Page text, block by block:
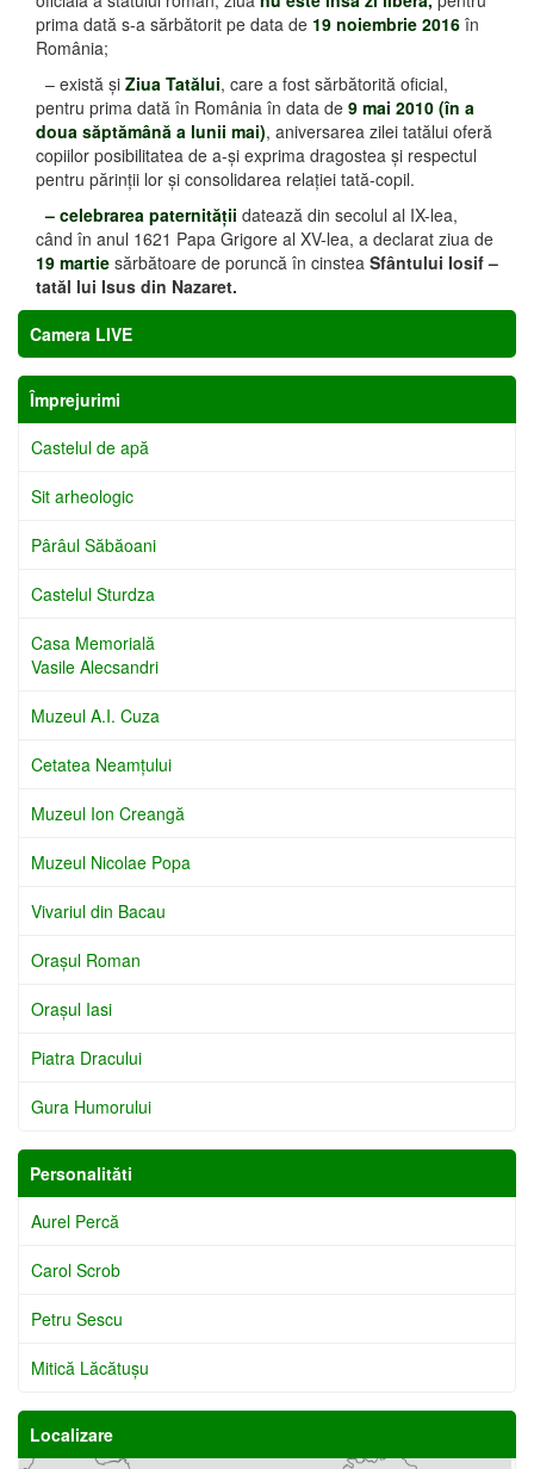
prima dată s-a sărbătorit pe data de 19 noiembrie 2016 în
România;
– există şi Ziua Tatălui, care a fost sărbătorită oficial,
pentru prima dată în România în data de 9 mai 2010 (în a
doua săptămână a lunii mai), aniversarea zilei tatălui oferă
copiilor posibilitatea de a-şi exprima dragostea şi respectul
pentru părinţii lor şi consolidarea relaţiei tată-copil.
– celebrarea paternităţii datează din secolul al IX-lea,
când în anul 1621 Papa Grigore al XV-lea, a declarat ziua de
19 martie sărbătoare de poruncă în cinstea Sfântului Iosif –
tatăl lui Isus din Nazaret.
Camera LIVE
Împrejurimi
Castelul de apă
Sit arheologic
Pârâul Săbăoani
Castelul Sturdza
Casa Memorială
Vasile Alecsandri
Muzeul A.I. Cuza
Cetatea Neamţului
Muzeul Ion Creangă
Muzeul Nicolae Popa
Vivariul din Bacau
Oraşul Roman
Oraşul Iasi
Piatra Dracului
Gura Humorului
Personalităti
Aurel Percă
Carol Scrob
Petru Sescu
Mitică Lăcătuşu
Localizare